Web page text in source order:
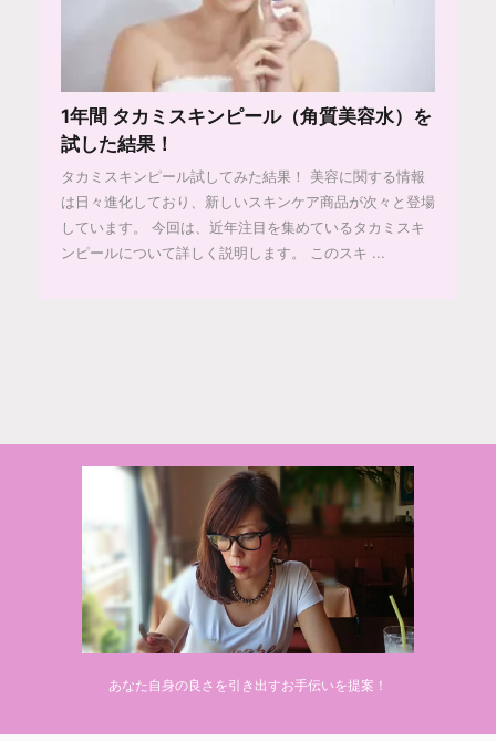
1年間 タカミスキンピール（角質美容水）を
試した結果！
タカミスキンピール試してみた結果！ 美容に関する情報
は日々進化しており、新しいスキンケア商品が次々と登場
しています。 今回は、近年注目を集めているタカミスキ
ンピールについて詳しく説明します。 このスキ ...
あなた自身の良さを引き出すお手伝いを提案！
AFFINGER5